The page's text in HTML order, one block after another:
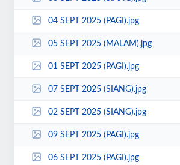
04 SEPT 2025 (PAGI).jpg
05 SEPT 2025 (MALAM).jpg
01 SEPT 2025 (PAGI).jpg
07 SEPT 2025 (SIANG).jpg
02 SEPT 2025 (SIANG).jpg
09 SEPT 2025 (PAGI).jpg
06 SEPT 2025 (PAGI).jpg